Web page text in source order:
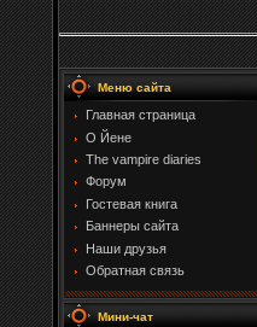
Меню сайта
Главная страница
О Йене
The vampire diaries
Форум
Гостевая книга
Баннеры сайта
Наши друзья
Обратная связь
Мини-чат